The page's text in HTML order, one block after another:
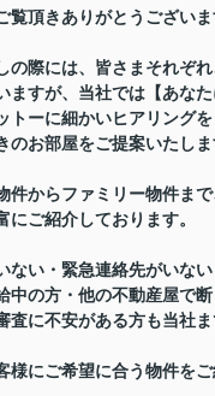
覧頂きありがとうございま
の際には、皆さまそれぞ
ますが、当社では【あな
トーに細かいヒアリング
のお部屋をご提案いたしま
件からファミリー物件ま
にご紹介しております。
ない・緊急連絡先がいな
中の方・他の不動産屋で
査に不安がある方も当社
様にご希望に合う物件をご